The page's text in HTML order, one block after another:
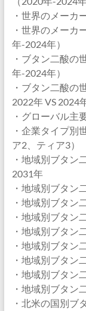
・世界のメーカ
・世界のメーカ
年-2024年）
・ブタン二酸の
年-2024年）
・ブタン二酸の
2022年 VS 2024
・グローバル主
・企業タイプ別
ア2、ティア3）
・地域別ブタン
2031年
・地域別ブタン
・地域別ブタン
・地域別ブタン
・地域別ブタン
・地域別ブタン
・地域別ブタン
・地域別ブタン
・地域別ブタン
・北米の国別ブ